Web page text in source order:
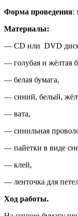
Форма проведения:
Материалы:
— CD или DVD
— голубая и жёлтая
— белая бумага,
— синий, белый,
— вата,
— синильная
— пайетки в виде
— клей,
— ленточка для
Ход работы.